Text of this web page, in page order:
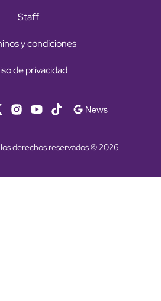
Staff
y condiciones
de privacidad
derechos reservados © 2026